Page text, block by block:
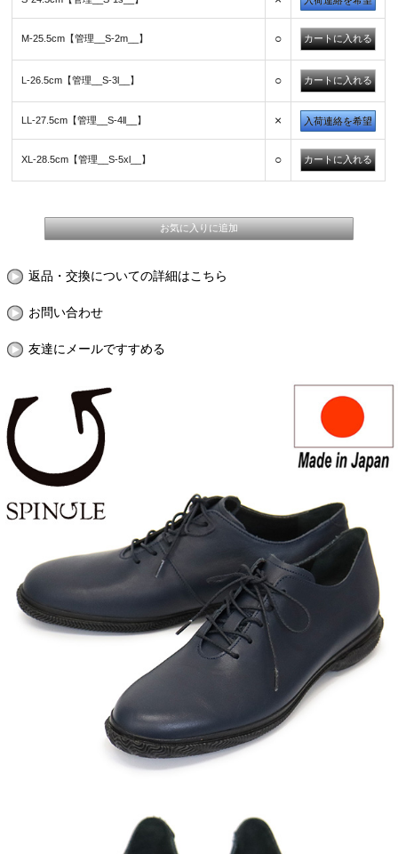
M-25.5cm【管理__S-2m__】 ○
L-26.5cm【管理__S-3l__】 ○
LL-27.5cm【管理__S-4ll__】 × 入荷連絡を希望
XL-28.5cm【管理__S-5xl__】 ○
返品・交換についての詳細はこちら
お問い合わせ
友達にメールですすめる